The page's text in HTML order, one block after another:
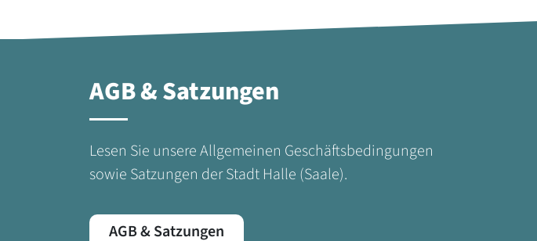
AGB & Satzungen
Lesen Sie unsere Allgemeinen Geschäftsbedingungen
sowie Satzungen der Stadt Halle (Saale).
AGB & Satzungen